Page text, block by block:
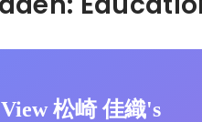
View 松崎 佳織's